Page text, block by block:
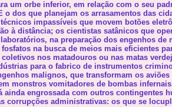
um orbe inferior, em relação com o seu
o dos que planejam os arrasamentos das
impassíveis que movem botões
à distância; os cientistas satânicos que
na preparação dos engenhos de
na busca de meios mais eficientes
nos matadouros ou nas matas
para o fabrico de instrumentos
malignos, que transformam os aviões
monstros vomitadores de bombas
ainda engrossada com outros contingentes
corrupções administrativas: os que se